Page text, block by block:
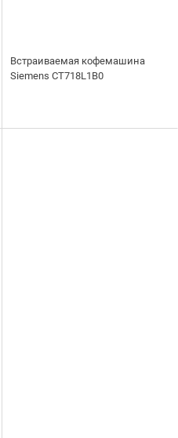
Встраиваемая кофемашина
Siemens CT718L1B0